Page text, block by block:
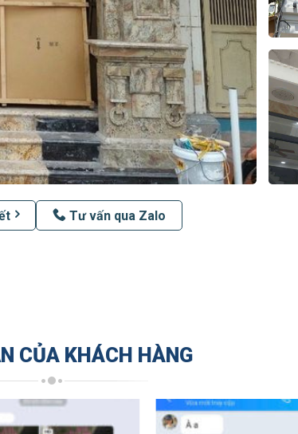
Tư vấn qua Zalo
CỦA KHÁCH HÀNG